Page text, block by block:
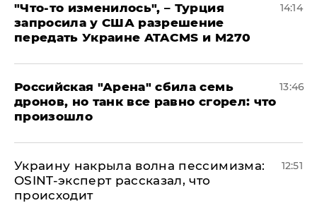
​"Что-то изменилось", – Турция
запросила у США разрешение
передать Украине ATACMS и M270
14:14
​Российская "Арена" сбила семь
дронов, но танк все равно сгорел: что
произошло
13:46
​Украину накрыла волна пессимизма:
OSINT-эксперт рассказал, что
происходит
12:51